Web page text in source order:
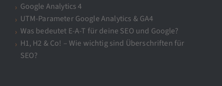
Google Analytics 4
UTM-Parameter Google Analytics & GA4
Was bedeutet E-A-T für deine SEO und Google?
H1, H2 & Co! – Wie wichtig sind Überschriften für
SEO?